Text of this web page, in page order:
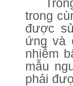
trong
được
ứng và
nhiễm
mẫu
phải